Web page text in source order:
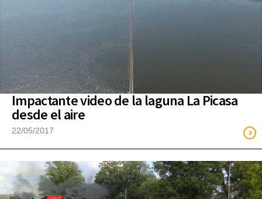
Impactante video de la laguna La Picasa
desde el aire
22/05/2017